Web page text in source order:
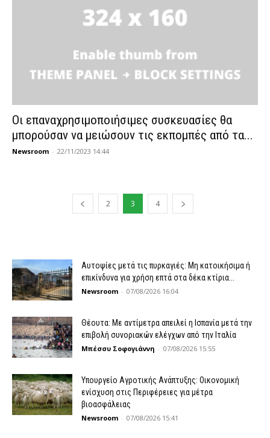
Οι επαναχρησιμοποιήσιμες συσκευασίες θα
μπορούσαν να μειώσουν τις εκπομπές από τα...
Newsroom - 22/11/2023 14:44
2 3 4
Αυτοψίες μετά τις πυρκαγιές: Μη κατοικήσιμα ή
επικίνδυνα για χρήση επτά στα δέκα κτίρια...
Newsroom - 07/08/2026 16:04
Θέουτα: Με αντίμετρα απειλεί η Ισπανία μετά την
επιβολή συνοριακών ελέγχων από την Ιταλία
Μπέσσυ Σοφογιάννη - 07/08/2026 15:55
Υπουργείο Αγροτικής Ανάπτυξης: Οικονομική
ενίσχυση στις Περιφέρειες για μέτρα
βιοασφάλειας
Newsroom - 07/08/2026 15:41